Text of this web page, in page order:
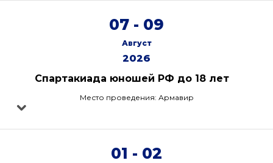
07 - 09
Август
2026
Спартакиада юношей РФ до 18 лет
Место проведения: Армавир
01 - 02